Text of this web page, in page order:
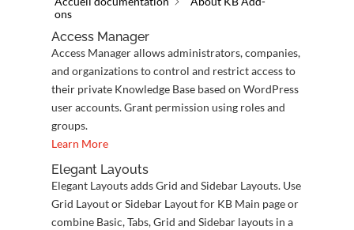
ons
Access Manager
Access Manager allows administrators, companies,
and organizations to control and restrict access to
their private Knowledge Base based on WordPress
user accounts. Grant permission using roles and
groups.
Learn More
Elegant Layouts
Elegant Layouts adds Grid and Sidebar Layouts. Use
Grid Layout or Sidebar Layout for KB Main page or
combine Basic, Tabs, Grid and Sidebar layouts in a